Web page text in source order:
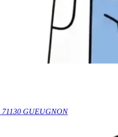
71130 GUEUGNON